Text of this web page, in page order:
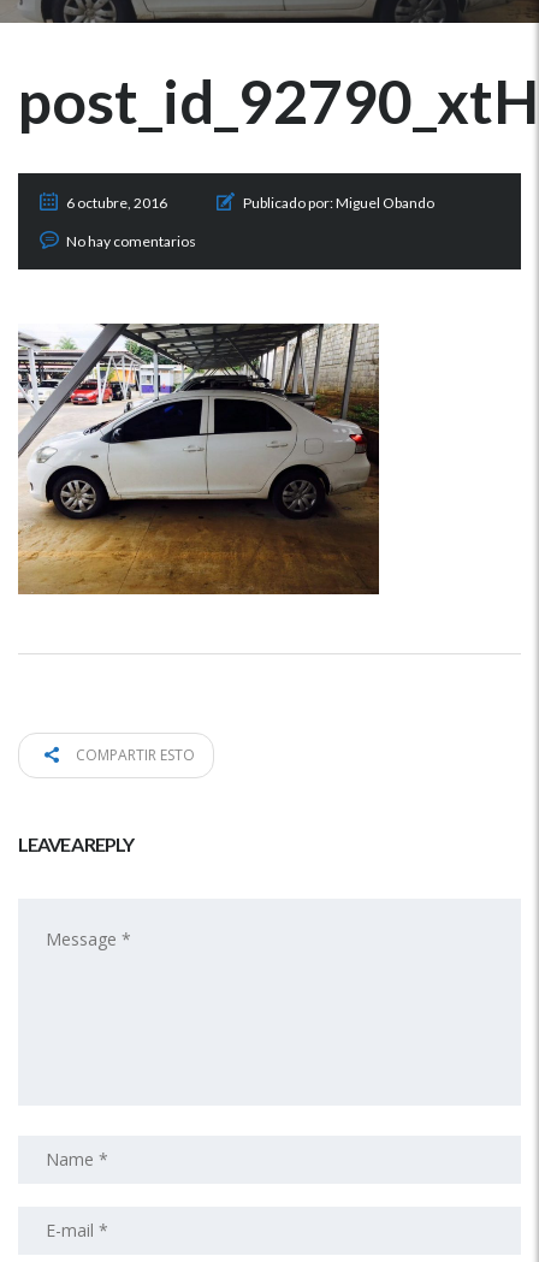
6 octubre, 2016 Publicado por:Miguel Obando
No hay comentarios
COMPARTIR ESTO
LEAVE A REPLY